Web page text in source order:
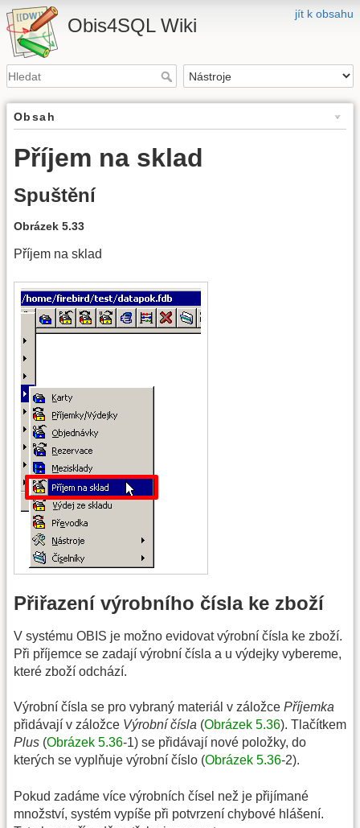
jít k obsahu
Obis4SQL Wiki
Obsah
Příjem na sklad
Spuštění
Obrázek 5.33
Příjem na sklad
Přiřazení výrobního čísla ke zboží
V systému OBIS je možno evidovat výrobní čísla ke zboží.
Při příjemce se zadají výrobní čísla a u výdejky vybereme,
které zboží odchází.
Výrobní čísla se pro vybraný materiál v záložce Příjemka
přidávají v záložce Výrobní čísla (Obrázek 5.36). Tlačítkem
Plus (Obrázek 5.36-1) se přidávají nové položky, do
kterých se vyplňuje výrobní číslo (Obrázek 5.36-2).
Pokud zadáme více výrobních čísel než je přijímané
množství, systém vypíše při potvrzení chybové hlášení.